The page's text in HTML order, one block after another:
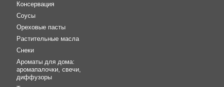
Консервация
Соусы
Ореховые пасты
Растительные масла
Снеки
Ароматы для дома:
аромапалочки, свечи,
диффузоры